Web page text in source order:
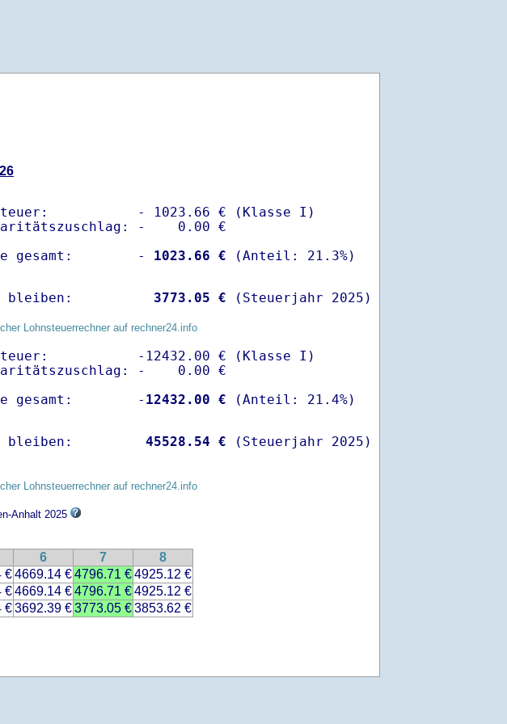
- 1023.66 € (Klasse I)
-    0.00 €
gesamt:        -
1023.66 €
bleiben: 3773.05 € (Steuerjahr 2025)
Lohnsteuerrechner auf rechner24.info
-12432.00 € (Klasse I)
-    0.00 €
gesamt:        - 12432.00 €
bleiben: 45528.54 € (Steuerjahr 2025)
Lohnsteuerrechner auf rechner24.info
Anhalt 2025
6 7
8
€4669.14 €4796.71 €4925.12 €
€4669.14 €4796.71 €4925.12 €
€3692.39 €3773.05 €3853.62 €